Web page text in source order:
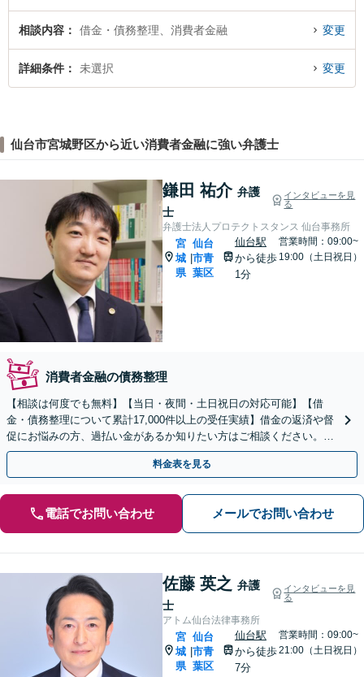
相談内容 借金・債務整理、消費者金融 変更
詳細条件 未選択 変更
仙台市宮城野区から近い消費者金融に強い弁護士
鎌田 祐介 弁護
士
インタビューを見
る
弁護士法人プロテクトスタンス 仙台事務所
宮
城
県
仙台
市青
葉区
仙台駅
から徒歩
1分
営業時間：09:00~
19:00（土日祝日）
消費者金融の債務整理
【相談は何度でも無料】【当日・夜間・土日祝日の対応可能】【借
金・債務整理について累計17,000件以上の受任実績】借金の返済や督
促にお悩みの方、過払い金があるか知りたい方はご相談ください。ベ
ストな解決策を提案いたします。
料金表を見る
電話でお問い合わせ メールでお問い合わせ
佐藤 英之 弁護
士
インタビューを見
る
アトム仙台法律事務所
宮
城
県
仙台
市青
葉区
仙台駅
から徒歩
7分
営業時間：09:00~
21:00（土日祝日）